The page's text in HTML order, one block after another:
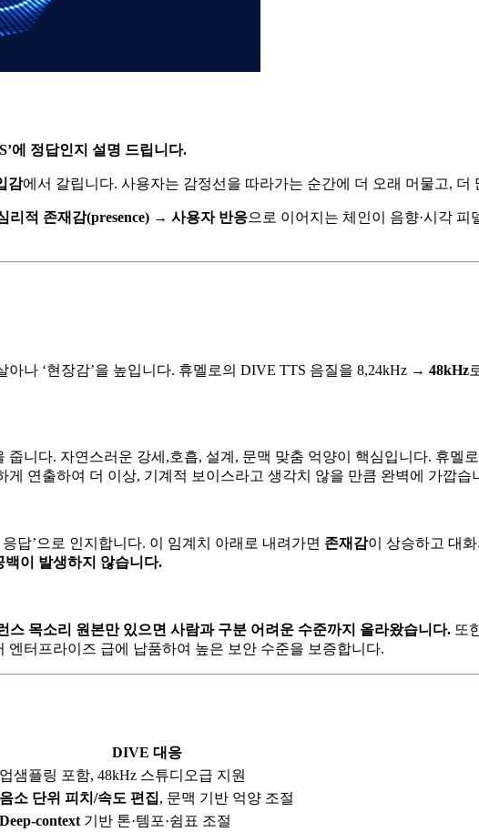
에 정답인지 설명 드립니다.
감에서 갈립니다. 사용자는 감정선을 따라가는 순간에 더 오래 머물고, 더
리적 존재감(presence) → 사용자 반응으로 이어지는 체인이 음향·시각
아나 ‘현장감’을 높입니다. 휴멜로의 DIVE TTS 음질을 8,24kHz → 48kHz
니다. 자연스러운 강세,호흡, 설계, 문맥 맞춤 억양이 핵심입니다. 휴멜
연출하여 더 이상, 기계적 보이스라고 생각치 않을 만큼 완벽에 가깝습
답’으로 인지합니다. 이 임계치 아래로 내려가면 존재감이 상승하고 대
이 발생하지 않습니다.
목소리 원본만 있으면 사람과 구분 어려운 수준까지 올라왔습니다. 또
터프라이즈 급에 납품하여 높은 보안 수준을 보증합니다.
DIVE 대응
업샘플링 포함, 48kHz 스튜디오급 지원
음소 단위 피치/속도 편집, 문맥 기반 억양 조절
Deep‑context 기반 톤·템포·쉼표 조절